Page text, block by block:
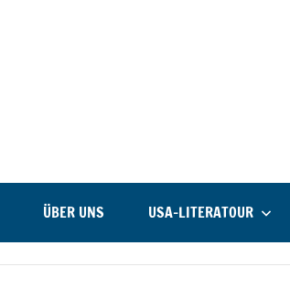
ÜBER UNS USA-LITERATOUR